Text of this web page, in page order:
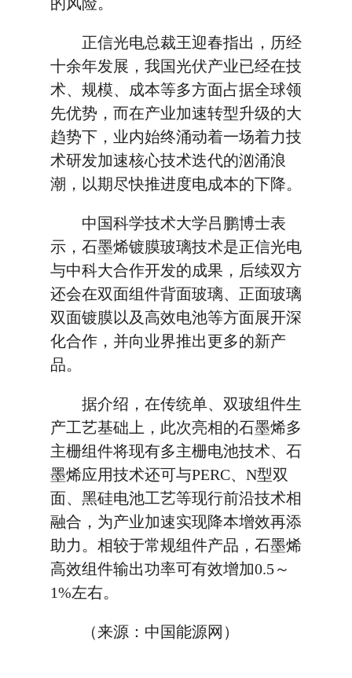
正信光电总裁王迎春指出，历经
十余年发展，我国光伏产业已经在技
术、规模、成本等多方面占据全球领
先优势，而在产业加速转型升级的大
趋势下，业内始终涌动着一场着力技
术研发加速核心技术迭代的汹涌浪
潮，以期尽快推进度电成本的下降。
中国科学技术大学吕鹏博士表
示，石墨烯镀膜玻璃技术是正信光电
与中科大合作开发的成果，后续双方
还会在双面组件背面玻璃、正面玻璃
双面镀膜以及高效电池等方面展开深
化合作，并向业界推出更多的新产
品。
据介绍，在传统单、双玻组件生
产工艺基础上，此次亮相的石墨烯多
主栅组件将现有多主栅电池技术、石
墨烯应用技术还可与PERC、N型双
面、黑硅电池工艺等现行前沿技术相
融合，为产业加速实现降本增效再添
助力。相较于常规组件产品，石墨烯
高效组件输出功率可有效增加0.5～
1%左右。
（来源：中国能源网）